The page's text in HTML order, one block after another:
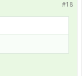
#18